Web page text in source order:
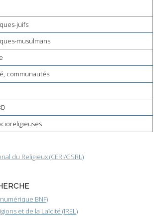
juifs
musulmans
communautés
du Religieux (CERI/GSRL)
BNF)
et de la Laïcité (IREL)